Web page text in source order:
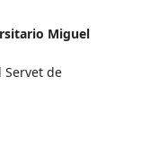
Miguel
de